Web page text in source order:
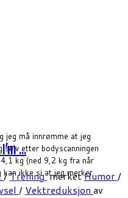
jeg må innrømme at jeg
etter bodyscanningen
kg (ned 9,2 kg fra når
ikke si at jeg merker
...
/TreningmerketHumor/
/ Vektreduksjon av